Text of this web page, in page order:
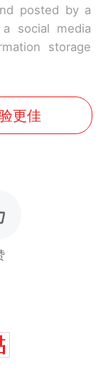
posted by a
social media
storage
更佳